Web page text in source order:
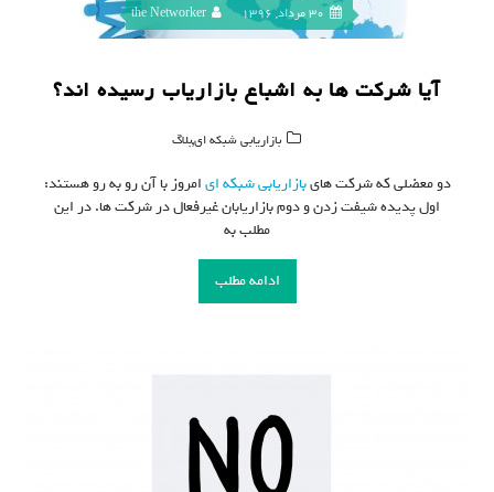
30 مرداد, 1396 the Networker
آیا شرکت ها به اشباع بازاریاب رسیده اند؟
بازاریابی شبکه ای,بلاگ
دو معضلی که شرکت هایبازاریابی شبکه ایامروز با آن رو به رو هستند:
اول پدیده شیفت زدن و دوم بازاریابان غیرفعال در شرکت ها. در این
مطلب به
ادامه مطلب